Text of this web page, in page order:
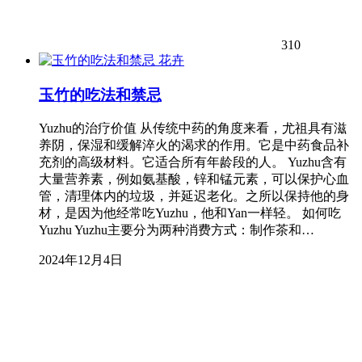
310
花卉
玉竹的吃法和禁忌
Yuzhu的治疗价值 从传统中药的角度来看，尤祖具有滋
养阴，保湿和缓解淬火的渴求的作用。它是中药食品补
充剂的高级材料。它适合所有年龄段的人。 Yuzhu含有
大量营养素，例如氨基酸，锌和锰元素，可以保护心血
管，清理体内的垃圾，并延迟老化。之所以保持他的身
材，是因为他经常吃Yuzhu，他和Yan一样轻。 如何吃
Yuzhu Yuzhu主要分为两种消费方式：制作茶和…
2024年12月4日